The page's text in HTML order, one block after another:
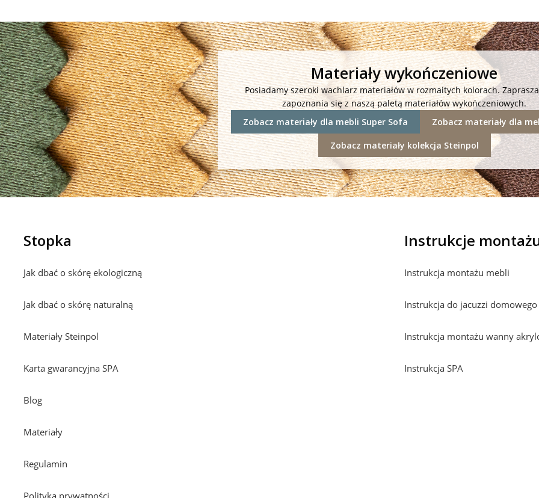
Materiały wykończeniowe
Posiadamy szeroki wachlarz materiałów w rozmaitych kolorach.
zapoznania się z naszą paletą materiałów wykończeniowych.
Zobacz materiały dla mebli Super Sofa
Zobacz materiały dla
Zobacz materiały kolekcja Steinpol
Stopka
Jak dbać o skórę ekologiczną
Jak dbać o skórę naturalną
Materiały Steinpol
Karta gwarancyjna SPA
Blog
Materiały
Regulamin
Polityka prywatności
Instrukcje
Instrukcja montażu mebli
Instrukcja do jacuzzi domowego
Instrukcja montażu wanny
Instrukcja SPA